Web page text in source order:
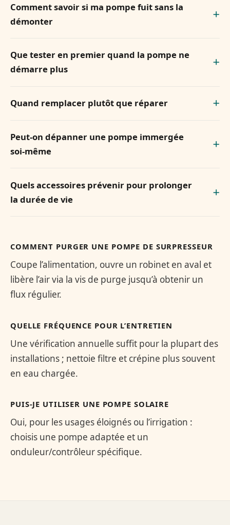
Comment savoir si ma pompe fuit sans la
démonter
Que tester en premier quand la pompe ne
démarre plus
Quand remplacer plutôt que réparer
Peut-on dépanner une pompe immergée
soi-même
Quels accessoires prévenir pour prolonger
la durée de vie
COMMENT PURGER UNE POMPE DE SURPRESSEUR
Coupe l’alimentation, ouvre un robinet en aval et
libère l’air via la vis de purge jusqu’à obtenir un
flux régulier.
QUELLE FRÉQUENCE POUR L’ENTRETIEN
Une vérification annuelle suffit pour la plupart des
installations ; nettoie filtre et crépine plus souvent
en eau chargée.
PUIS-JE UTILISER UNE POMPE SOLAIRE
Oui, pour les usages éloignés ou l’irrigation :
choisis une pompe adaptée et un
onduleur/contrôleur spécifique.